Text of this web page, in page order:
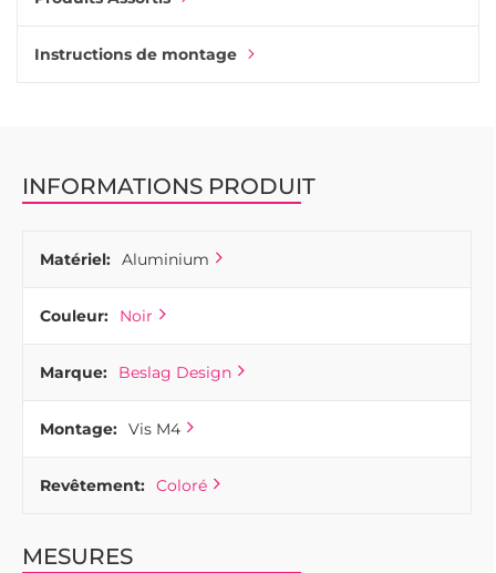
Instructions de montage
INFORMATIONS PRODUIT
Matériel: Aluminium
Couleur: Noir
Marque: Beslag Design
Montage: Vis M4
Revêtement: Coloré
MESURES